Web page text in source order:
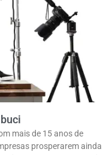
mais de 15 anos de
prosperarem ainda